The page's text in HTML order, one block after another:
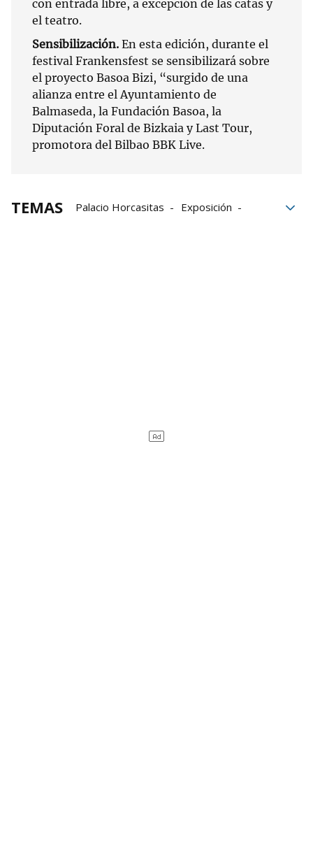
con entrada libre, a excepción de las catas y
el teatro.
Sensibilización. En esta edición, durante el
festival Frankensfest se sensibilizará sobre
el proyecto Basoa Bizi, “surgido de una
alianza entre el Ayuntamiento de
Balmaseda, la Fundación Basoa, la
Diputación Foral de Bizkaia y Last Tour,
promotora del Bilbao BBK Live.
TEMAS Palacio Horcasitas
Exposición